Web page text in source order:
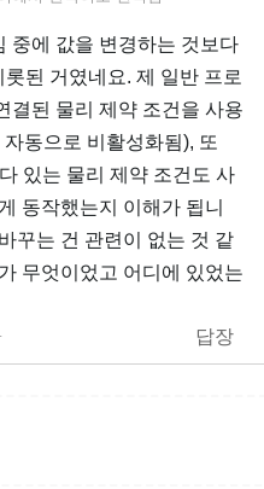
중에 값을 변경하는 것보다
된 거였네요. 제 일반 프로
결된 물리 제약 조건을 사용
동으로 비활성화됨), 또
있는 물리 제약 조건도 사
동작했는지 이해가 됩니
꾸는 건 관련이 없는 것 같
무엇이었고 어디에 있었는
답장